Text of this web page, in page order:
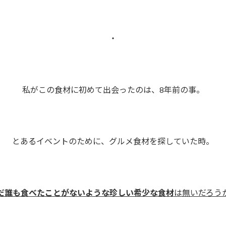
・
私がこの食材に初めて出会ったのは、8年前の事。
とあるイベントのために、グルメ食材を探していた時。
誰も食べたことがないような珍しい希少な食材は無いだろう